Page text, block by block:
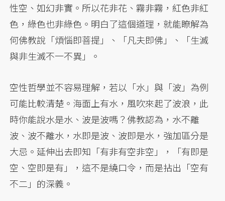
性空、如幻非實。所以花非花、霧非霧，紅色非紅
色，綠色也非綠色。明白了這個道理，就能瞭解為
何佛教說「煩惱即菩提」、「凡夫即佛」、「生滅
與非生滅不一不異」。
空性哲學並不容易理解，若以「水」與「波」為例
可能比較清楚。海面上有水，風吹來起了波浪，此
時你能說水是水、波是波嗎？佛教認為，水不離
波、波不離水，水即是波、波即是水，強加區分是
大忌。延伸出去即知「有非有空非空」，「有即是
空、空即是有」，這不是繞口令，而是拈出「空有
不二」的深義。